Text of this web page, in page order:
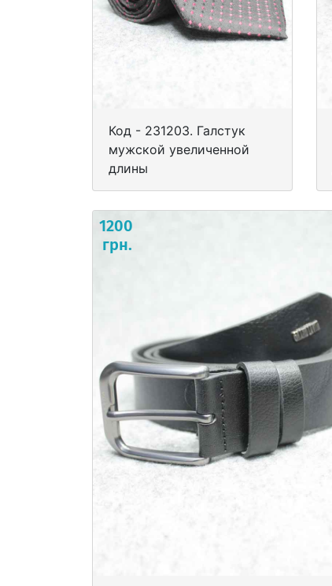
Код - 231203. Галстук
мужской увеличенной
длины
1200
грн.